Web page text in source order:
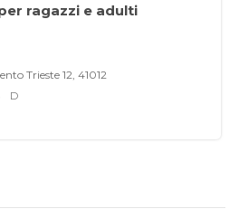
ragazzi e adulti
Trieste 12, 41012
D